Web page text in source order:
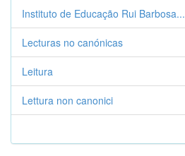
Instituto de Educação Rui Barbosa...
Lecturas no canónicas
Leitura
Lettura non canonici